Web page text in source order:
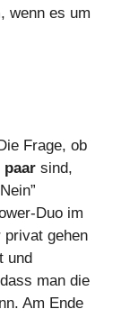
wenn es um
Frage, ob
sind,
Duo im
privat gehen
und
man die
Am Ende